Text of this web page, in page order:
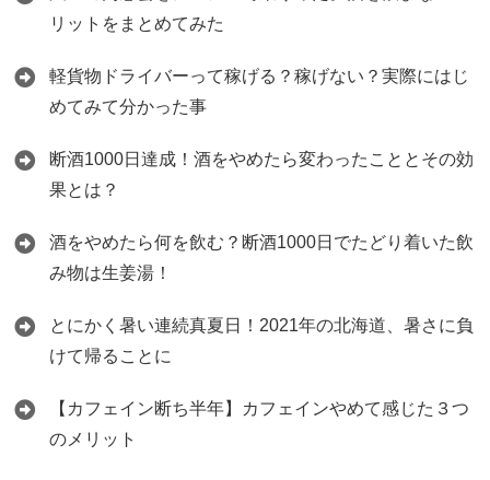
リットをまとめてみた
軽貨物ドライバーって稼げる？稼げない？実際にはじ
めてみて分かった事
断酒1000日達成！酒をやめたら変わったこととその効
果とは？
酒をやめたら何を飲む？断酒1000日でたどり着いた飲
み物は生姜湯！
とにかく暑い連続真夏日！2021年の北海道、暑さに負
けて帰ることに
【カフェイン断ち半年】カフェインやめて感じた３つ
のメリット